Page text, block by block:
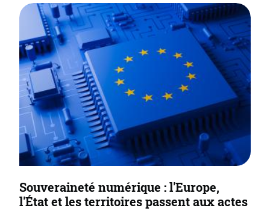
Souveraineté numérique : l'Europe,
l'État et les territoires passent aux actes